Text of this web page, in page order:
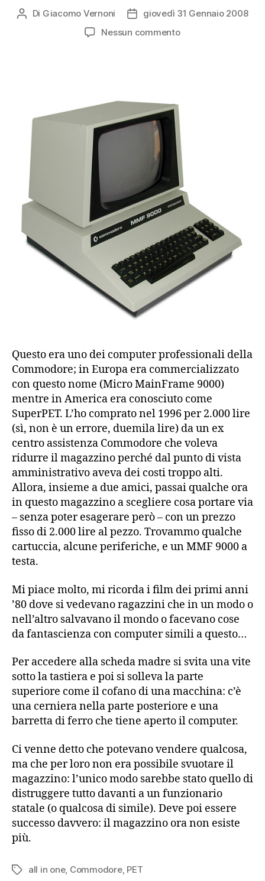
Autore
Di Giacomo Vernoni
Data
dell'articolo
giovedì 31 Gennaio 2008
Nessun commentosu
Questo era uno dei computer professionali della
Commodore; in Europa era commercializzato
con questo nome (Micro MainFrame 9000)
mentre in America era conosciuto come
SuperPET. L’ho comprato nel 1996 per 2.000 lire
(sì, non è un errore, duemila lire) da un ex
centro assistenza Commodore che voleva
ridurre il magazzino perché dal punto di vista
amministrativo aveva dei costi troppo alti.
Allora, insieme a due amici, passai qualche ora
in questo magazzino a scegliere cosa portare via
– senza poter esagerare però – con un prezzo
fisso di 2.000 lire al pezzo. Trovammo qualche
cartuccia, alcune periferiche, e un MMF 9000 a
testa.
Mi piace molto, mi ricorda i film dei primi anni
’80 dove si vedevano ragazzini che in un modo o
nell’altro salvavano il mondo o facevano cose
da fantascienza con computer simili a questo…
Per accedere alla scheda madre si svita una vite
sotto la tastiera e poi si solleva la parte
superiore come il cofano di una macchina: c’è
una cerniera nella parte posteriore e una
barretta di ferro che tiene aperto il computer.
Ci venne detto che potevano vendere qualcosa,
ma che per loro non era possibile svuotare il
magazzino: l’unico modo sarebbe stato quello di
distruggere tutto davanti a un funzionario
statale (o qualcosa di simile). Deve poi essere
successo davvero: il magazzino ora non esiste
più.
Tag all in one, Commodore, PET